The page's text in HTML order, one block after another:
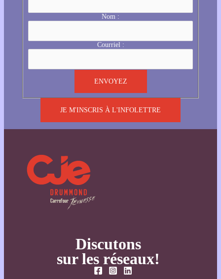
Nom :
Courriel :
JE M'INSCRIS À L'INFOLETTRE
Discutons
sur les réseaux!